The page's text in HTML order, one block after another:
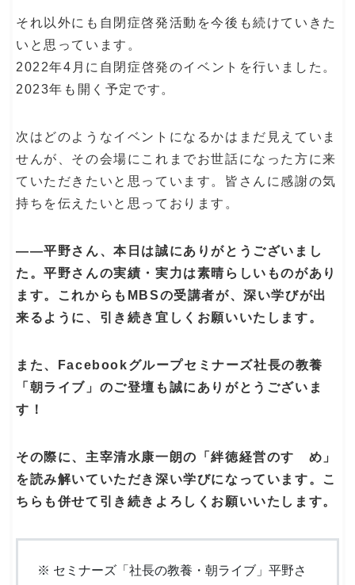
それ以外にも自閉症啓発活動を今後も続けていきた
いと思っています。
2022年4月に自閉症啓発のイベントを行いました。
2023年も開く予定です。
次はどのようなイベントになるかはまだ見えていま
せんが、その会場にこれまでお世話になった方に来
ていただきたいと思っています。皆さんに感謝の気
持ちを伝えたいと思っております。
――平野さん、本日は誠にありがとうございまし
た。平野さんの実績・実力は素晴らしいものがあり
ます。これからもMBSの受講者が、深い学びが出
来るように、引き続き宜しくお願いいたします。
また、Facebookグループセミナーズ社長の教養
「朝ライブ」のご登壇も誠にありがとうございま
す！
その際に、主宰清水康一朗の「絆徳経営のすゝめ」
を読み解いていただき深い学びになっています。こ
ちらも併せて引き続きよろしくお願いいたします。
※ セミナーズ「社長の教養・朝ライブ」平野さ